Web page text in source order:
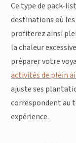
Ce type de pack-
destinations où
profiterez ainsi
la chaleur
préparer votre
activités de plein
ajuste ses
correspondent au
expérience.